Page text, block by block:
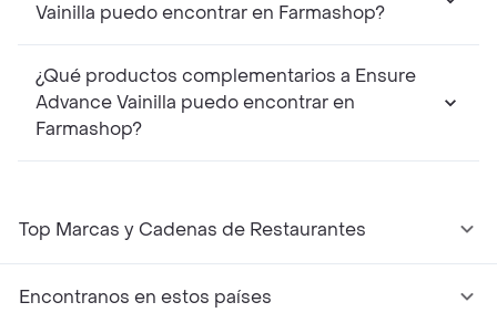
Vainilla puedo encontrar en Farmashop?
¿Qué productos complementarios a Ensure
Advance Vainilla puedo encontrar en
Farmashop?
Top Marcas y Cadenas de Restaurantes
Encontranos en estos países